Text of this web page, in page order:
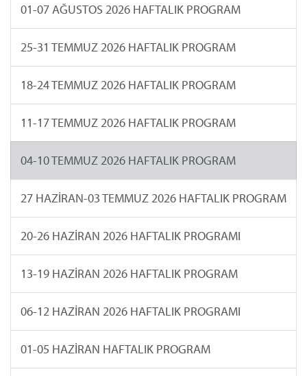
01-07 AĞUSTOS 2026 HAFTALIK PROGRAM
25-31 TEMMUZ 2026 HAFTALIK PROGRAM
18-24 TEMMUZ 2026 HAFTALIK PROGRAM
11-17 TEMMUZ 2026 HAFTALIK PROGRAM
04-10 TEMMUZ 2026 HAFTALIK PROGRAM
27 HAZİRAN-03 TEMMUZ 2026 HAFTALIK PROGRAM
20-26 HAZİRAN 2026 HAFTALIK PROGRAMI
13-19 HAZİRAN 2026 HAFTALIK PROGRAM
06-12 HAZİRAN 2026 HAFTALIK PROGRAMI
01-05 HAZİRAN HAFTALIK PROGRAM